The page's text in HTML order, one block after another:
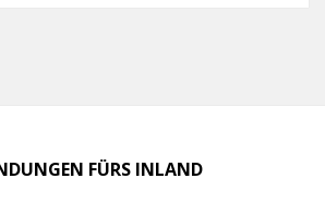
FÜRS INLAND